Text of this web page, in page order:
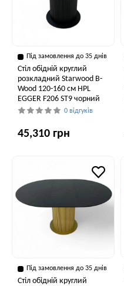
Під замовлення до 35 днів
Стіл обідній круглий
розкладний Starwood B-
Wood 120-160 см HPL
EGGER F206 ST9 чорний
0 відгуків
45,310 грн
Під замовлення до 35 днів
Стіл обідній круглий